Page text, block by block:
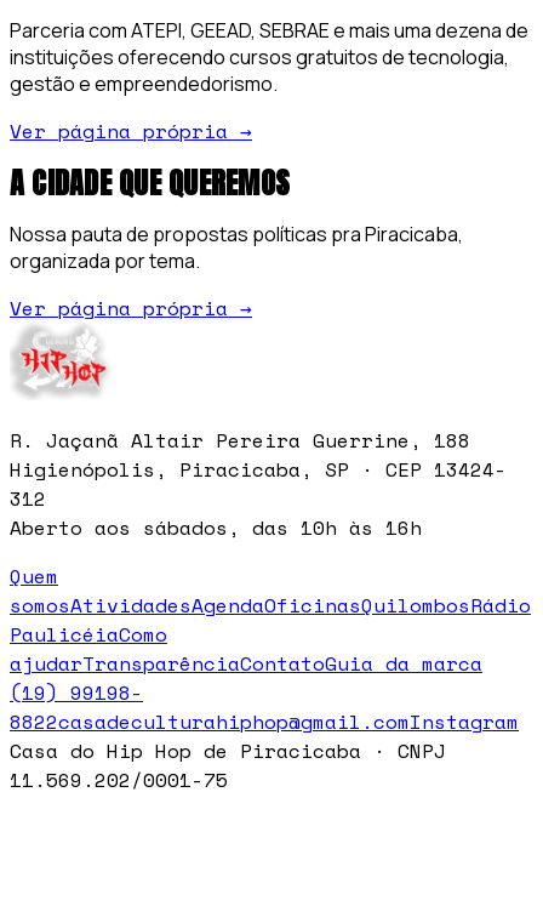
Parceria com ATEPI, GEEAD, SEBRAE e mais uma dezena de
instituições oferecendo cursos gratuitos de tecnologia,
gestão e empreendedorismo.
Ver página própria →
A CIDADE QUE QUEREMOS
Nossa pauta de propostas políticas pra Piracicaba,
organizada por tema.
Ver página própria →
R. Jaçanã Altair Pereira Guerrine, 188
Higienópolis, Piracicaba, SP · CEP 13424-
312
Aberto aos sábados, das 10h às 16h
Quem
somosAtividadesAgendaOficinasQuilombosRádio
PaulicéiaComo
ajudarTransparênciaContatoGuia da marca
(19) 99198-
8822casadeculturahiphop@gmail.comInstagram
Casa do Hip Hop de Piracicaba · CNPJ
11.569.202/0001-75